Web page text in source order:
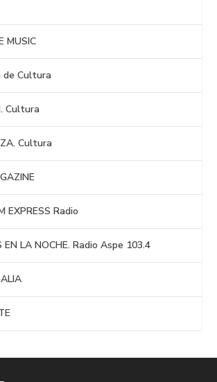
MUSIC
de Cultura
Cultura
Cultura
EXPRESS Radio
EN LA NOCHE. Radio Aspe 103.4